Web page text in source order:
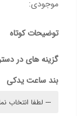
موجودی:
توضیحات کوتاه
گزینه های در
بند ساعت یدکی